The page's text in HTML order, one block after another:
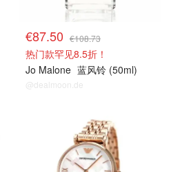
€87.50 €108.73
热门款罕见8.5折！
Jo Malone 蓝风铃 (50ml)
@dealmoon.de